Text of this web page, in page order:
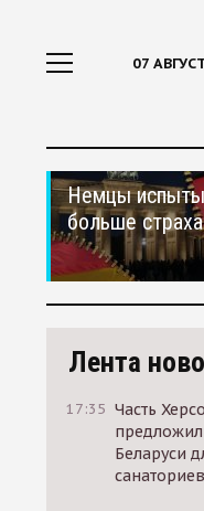
07
Немцы
больше
Лента
17:35 Часть
Беларуси
санаториев